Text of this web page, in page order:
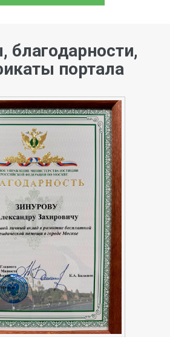
благодарности,
портала